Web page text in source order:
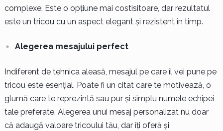
complexe. Este o opțiune mai costisitoare, dar rezultatul
este un tricou cu un aspect elegant și rezistent în timp.
Alegerea mesajului perfect
Indiferent de tehnica aleasă, mesajul pe care îl vei pune pe
tricou este esențial. Poate fi un citat care te motivează, o
glumă care te reprezintă sau pur și simplu numele echipei
tale preferate. Alegerea unui mesaj personalizat nu doar
că adaugă valoare tricoului tău, dar îți oferă și